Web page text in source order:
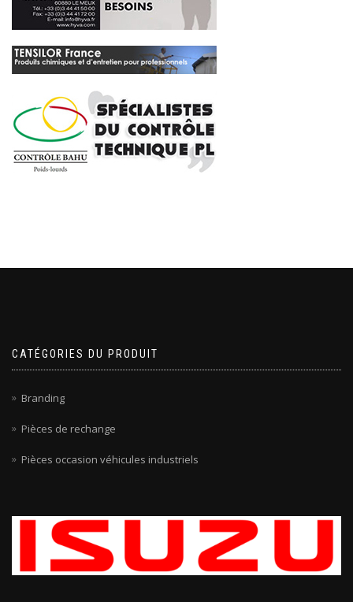
CATÉGORIES DU PRODUIT
Branding
Pièces de rechange
Pièces occasion véhicules industriels